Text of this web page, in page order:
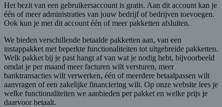
Het bezit van een gebruikersaccount is gratis. Aan dit account kan je
één of meer administraties van jouw bedrijf of bedrijven toevoegen.
Ook kun je met dit account één of meer pakketten afsluiten.
We bieden verschillende betaalde pakketten aan, van een
instappakket met beperkte functionaliteiten tot uitgebreide pakketten.
Welk pakket bij je past hangt af van wat je nodig hebt, bijvoorbeeld
omdat je per maand meer facturen wilt versturen, meer
banktransacties wilt verwerken, één of meerdere betaalpassen wilt
aanvragen of een zakelijke financiering wilt. Op onze website lees je
welke functionaliteiten we aanbieden per pakket en welke prijs je
daarvoor betaalt.